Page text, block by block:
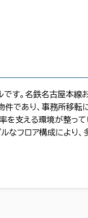
す。名鉄名古屋本
であり、事務所移
を支える環境が整っ
フロア構成により、